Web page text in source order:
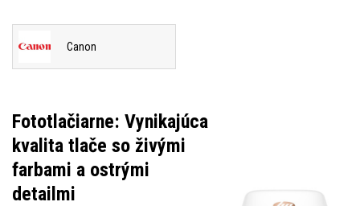
Canon
Fototlačiarne: Vynikajúca
kvalita tlače so živými
farbami a ostrými
detailmi